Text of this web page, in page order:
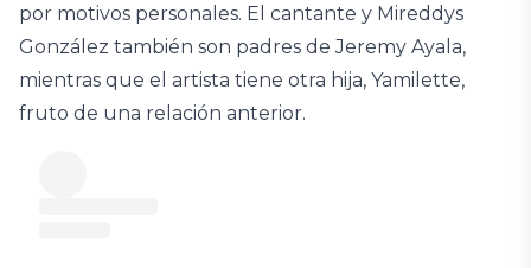
por motivos personales. El cantante y Mireddys
González también son padres de Jeremy Ayala,
mientras que el artista tiene otra hija, Yamilette,
fruto de una relación anterior.